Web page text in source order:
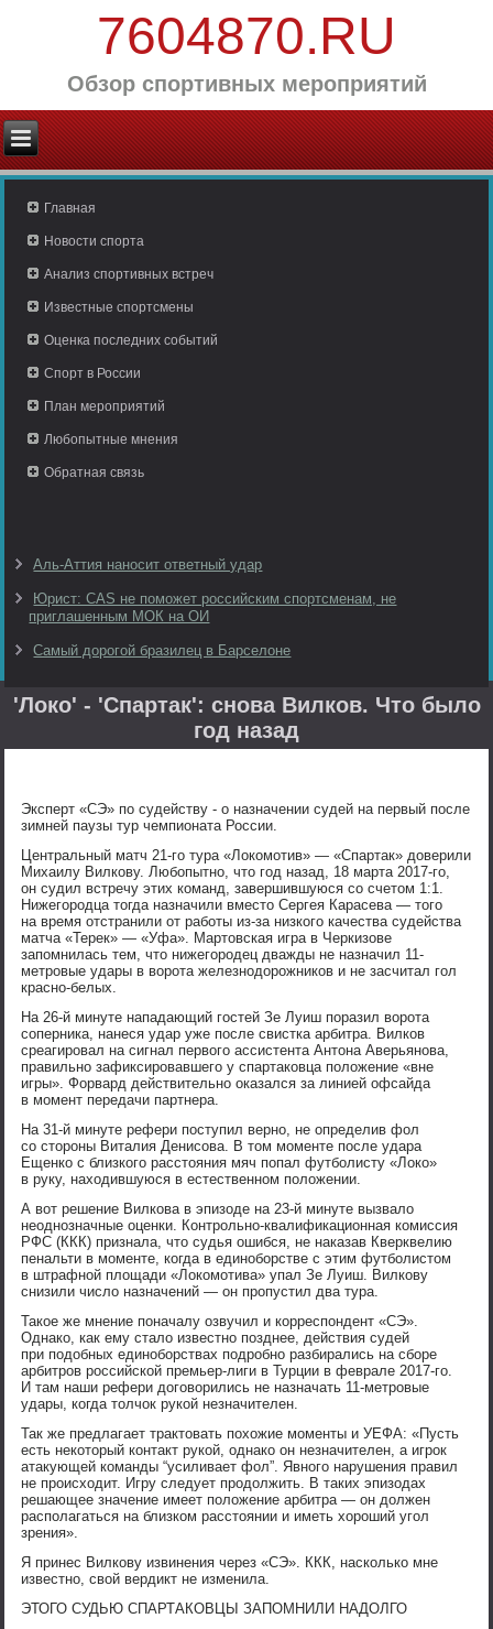
7604870.RU
Обзор спортивных мероприятий
Главная
Новости спорта
Анализ спортивных встреч
Известные спортсмены
Оценка последних событий
Спорт в России
План мероприятий
Любопытные мнения
Обратная связь
Аль-Аттия наносит ответный удар
Юрист: CAS не поможет российским спортсменам, не
приглашенным МОК на ОИ
Самый дорогой бразилец в Барселоне
'Локо' - 'Спартак': снова Вилков. Что было
год назад
Эксперт «СЭ» по судейству - о назначении судей на первый после
зимней паузы тур чемпионата России.
Центральный матч 21-го тура «Локомотив» — «Спартак» доверили
Михаилу Вилкову. Любопытно, что год назад, 18 марта 2017-го,
он судил встречу этих команд, завершившуюся со счетом 1:1.
Нижегородца тогда назначили вместо Сергея Карасева — того
на время отстранили от работы из-за низкого качества судейства
матча «Терек» — «Уфа». Мартовская игра в Черкизове
запомнилась тем, что нижегородец дважды не назначил 11-
метровые удары в ворота железнодорожников и не засчитал гол
красно-белых.
На 26-й минуте нападающий гостей Зе Луиш поразил ворота
соперника, нанеся удар уже после свистка арбитра. Вилков
среагировал на сигнал первого ассистента Антона Аверьянова,
правильно зафиксировавшего у спартаковца положение «вне
игры». Форвард действительно оказался за линией офсайда
в момент передачи партнера.
На 31-й минуте рефери поступил верно, не определив фол
со стороны Виталия Денисова. В том моменте после удара
Ещенко с близкого расстояния мяч попал футболисту «Локо»
в руку, находившуюся в естественном положении.
А вот решение Вилкова в эпизоде на 23-й минуте вызвало
неоднозначные оценки. Контрольно-квалификационная комиссия
РФС (ККК) признала, что судья ошибся, не наказав Кверквелию
пенальти в моменте, когда в единоборстве с этим футболистом
в штрафной площади «Локомотива» упал Зе Луиш. Вилкову
снизили число назначений — он пропустил два тура.
Такое же мнение поначалу озвучил и корреспондент «СЭ».
Однако, как ему стало известно позднее, действия судей
при подобных единоборствах подробно разбирались на сборе
арбитров российской премьер-лиги в Турции в феврале 2017-го.
И там наши рефери договорились не назначать 11-метровые
удары, когда толчок рукой незначителен.
Так же предлагает трактовать похожие моменты и УЕФА: «Пусть
есть некоторый контакт рукой, однако он незначителен, а игрок
атакующей команды “усиливает фол”. Явного нарушения правил
не происходит. Игру следует продолжить. В таких эпизодах
решающее значение имеет положение арбитра — он должен
располагаться на близком расстоянии и иметь хороший угол
зрения».
Я принес Вилкову извинения через «СЭ». ККК, насколько мне
известно, свой вердикт не изменила.
ЭТОГО СУДЬЮ СПАРТАКОВЦЫ ЗАПОМНИЛИ НАДОЛГО